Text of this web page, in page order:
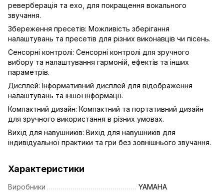
реверберація та ехо, для покращення вокального
звучання.
Збереження пресетів: Можливість зберігання
налаштувань та пресетів для різних виконавців чи пісень.
Сенсорні контролі: Сенсорні контролі для зручного
вибору та налаштування гармоній, ефектів та інших
параметрів.
Дисплей: Інформативний дисплей для відображення
налаштувань та іншої інформації.
Компактний дизайн: Компактний та портативний дизайн
для зручного використання в різних умовах.
Вихід для навушників: Вихід для навушників для
індивідуальної практики та гри без зовнішнього звучання.
Характеристики
Виробники YAMAHA